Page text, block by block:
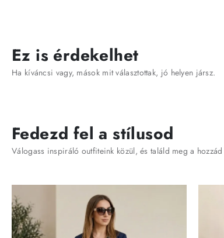
Ez is érdekelhet
Ha kíváncsi vagy, mások mit választottak, jó helyen jársz.
Fedezd fel a stílusod
Válogass inspiráló outfiteink közül, és találd meg a